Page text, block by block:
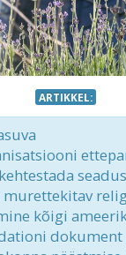
ARTIKKEL:
murettekitav
kõigi
dokument